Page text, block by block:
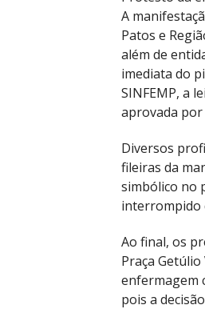
A
Patos e
além de
imediata do
SINFEMP, a
aprovada por
Diversos
fileiras da
simbólico no
interrompido
Ao final, os
Praça
enfermagem
pois a